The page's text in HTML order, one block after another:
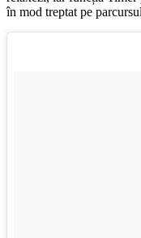
în mod treptat pe